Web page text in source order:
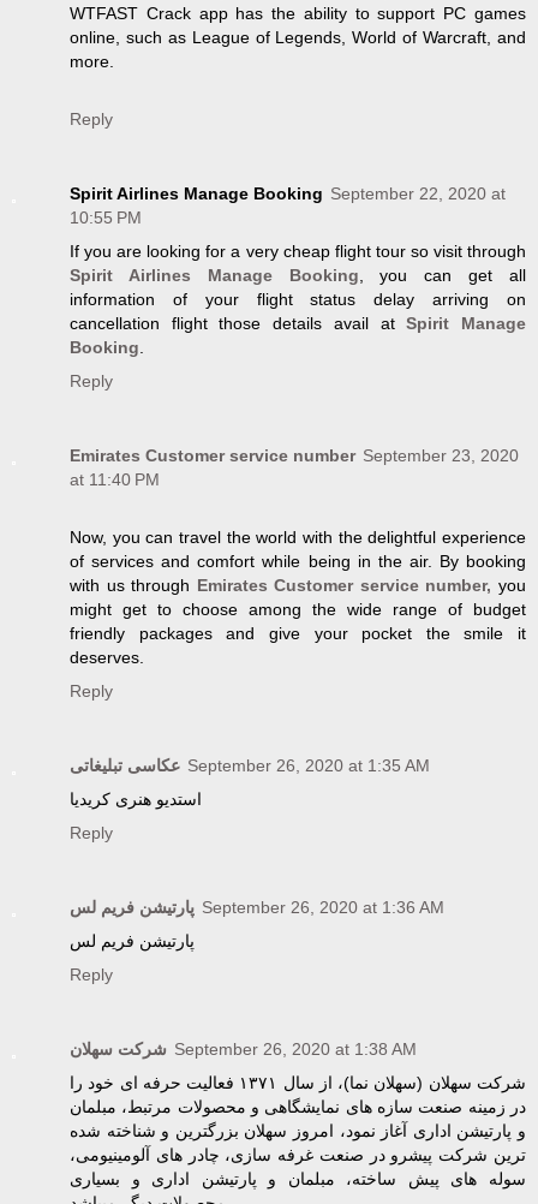
WTFAST Crack app has the ability to support PC games
online, such as League of Legends, World of Warcraft, and
more.
Reply
Spirit Airlines Manage Booking September 22, 2020 at
10:55 PM
If you are looking for a very cheap flight tour so visit through
Spirit Airlines Manage Booking, you can get all
information of your flight status delay arriving on
cancellation flight those details avail atSpirit Manage
Booking.
Reply
Emirates Customer service number September 23, 2020
at 11:40 PM
Now, you can travel the world with the delightful experience
of services and comfort while being in the air. By booking
with us through Emirates Customer service number, you
might get to choose among the wide range of budget
friendly packages and give your pocket the smile it
deserves.
Reply
عکاسی تبلیغاتی September 26, 2020 at 1:35 AM
استدیو هنری کریدیا
Reply
پارتیشن فریم لس September 26, 2020 at 1:36 AM
پارتیشن فریم لس
Reply
شرکت سهلان September 26, 2020 at 1:38 AM
شرکت سهلان (سهلان نما)، از سال ۱۳۷۱ فعالیت حرفه ای خود را
در زمینه صنعت سازه های نمایشگاهی و محصولات مرتبط، مبلمان
و پارتیشن اداری آغاز نمود، امروز سهلان بزرگترین و شناخته شده
ترین شرکت پیشرو در صنعت غرفه سازی، چادر های آلومینیومی،
سوله های پیش ساخته، مبلمان و پارتیشن اداری و بسیاری